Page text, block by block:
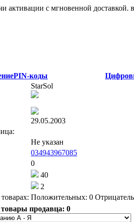
активации с мгновенной доставкой.
PIN-коды
StarSol
29.05.2003
Не указан
034943967085
0
40
2
Положительных: 0
товары продавца: 0